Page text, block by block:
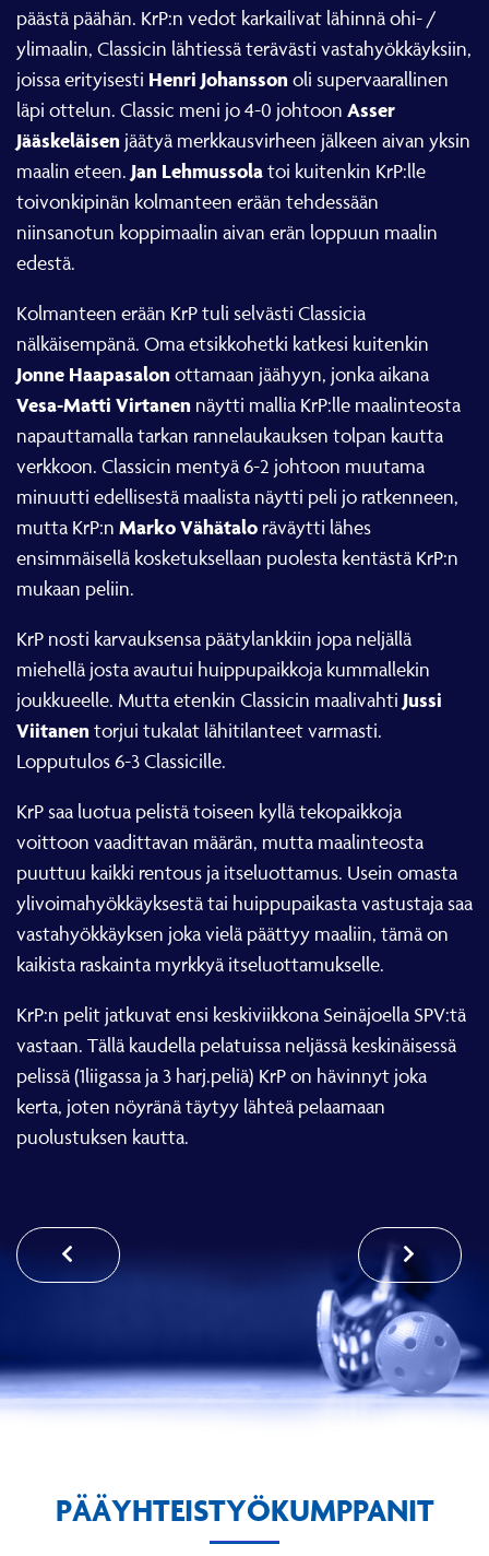
päästä päähän. KrP:n vedot karkailivat lähinnä ohi- /
ylimaalin, Classicin lähtiessä terävästi vastahyökkäyksiin,
joissa erityisesti Henri Johansson oli supervaarallinen
läpi ottelun. Classic meni jo 4-0 johtoon Asser
Jääskeläisen jäätyä merkkausvirheen jälkeen aivan yksin
maalin eteen. Jan Lehmussolatoi kuitenkin KrP:lle
toivonkipinän kolmanteen erään tehdessään
niinsanotun koppimaalin aivan erän loppuun maalin
edestä.
Kolmanteen erään KrP tuli selvästi Classicia
nälkäisempänä. Oma etsikkohetki katkesi kuitenkin
Jonne Haapasalon ottamaan jäähyyn, jonka aikana
Vesa-Matti Virtanen näytti mallia KrP:lle maalinteosta
napauttamalla tarkan rannelaukauksen tolpan kautta
verkkoon. Classicin mentyä 6-2 johtoon muutama
minuutti edellisestä maalista näytti peli jo ratkenneen,
mutta KrP:n Marko Vähätalo räväytti lähes
ensimmäisellä kosketuksellaan puolesta kentästä KrP:n
mukaan peliin.
KrP nosti karvauksensa päätylankkiin jopa neljällä
miehellä josta avautui huippupaikkoja kummallekin
joukkueelle. Mutta etenkin Classicin maalivahti Jussi
Viitanen torjui tukalat lähitilanteet varmasti.
Lopputulos 6-3 Classicille.
KrP saa luotua pelistä toiseen kyllä tekopaikkoja
voittoon vaadittavan määrän, mutta maalinteosta
puuttuu kaikki rentous ja itseluottamus. Usein omasta
ylivoimahyökkäyksestä tai huippupaikasta vastustaja saa
vastahyökkäyksen joka vielä päättyy maaliin, tämä on
kaikista raskainta myrkkyä itseluottamukselle.
KrP:n pelit jatkuvat ensi keskiviikkona Seinäjoella SPV:tä
vastaan. Tällä kaudella pelatuissa neljässä keskinäisessä
pelissä (1liigassa ja 3 harj.peliä) KrP on hävinnyt joka
kerta, joten nöyränä täytyy lähteä pelaamaan
puolustuksen kautta.
PÄÄYHTEISTYÖKUMPPANIT